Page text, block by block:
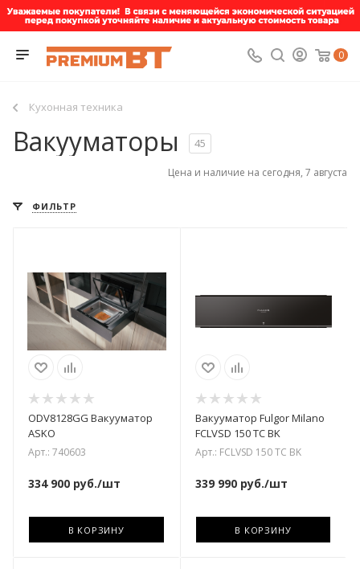
0
Кухонная техника
Вакууматоры 45
Цена и наличие на сегодня, 7 августа
ФИЛЬТР
ODV8128GG Вакууматор
ASKO
Арт.: 740603
334 900 руб./шт
В КОРЗИНУ
Вакууматор Fulgor Milano
FCLVSD 150 TC BK
Арт.: FCLVSD 150 TC BK
339 990руб./шт
В КОРЗИНУ